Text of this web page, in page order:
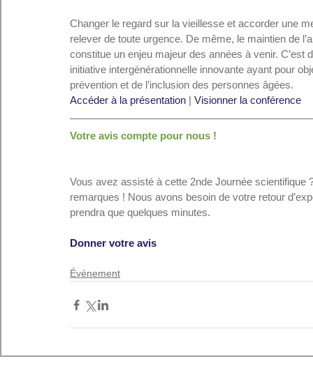
Changer le regard sur la vieillesse et accorder une
relever de toute urgence. De même, le maintien de
constitue un enjeu majeur des années à venir. C’est
initiative intergénérationnelle innovante ayant pour
prévention et de l’inclusion des personnes âgées.
Accéder à la présentation | Visionner la conférence
Votre avis compte pour nous !
Vous avez assisté à cette 2nde Journée
remarques ! Nous avons besoin de votre retour
prendra que quelques minutes.
Donner votre avis
Événement